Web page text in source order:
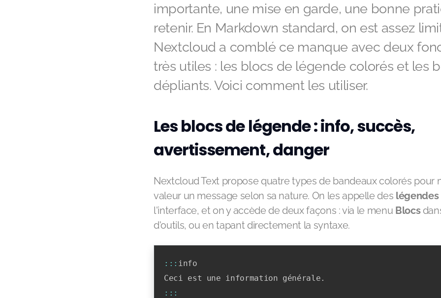
importante, une mise en garde, une bonne
retenir. En Markdown standard, on est assez
Nextcloud a comblé ce manque avec deux
très utiles : les blocs de légende colorés et les
dépliants. Voici comment les utiliser.
Les blocs de légende : info, succès,
avertissement, danger
Nextcloud Text propose quatre types de bandeaux colorés pour
valeur un message selon sa nature. On les appelle des légendes
l'interface, et on y accède de deux façons : via le menu Blocs
d'outils, ou en tapant directement la syntaxe.
: : : info
Ceci est une information générale.
: : :